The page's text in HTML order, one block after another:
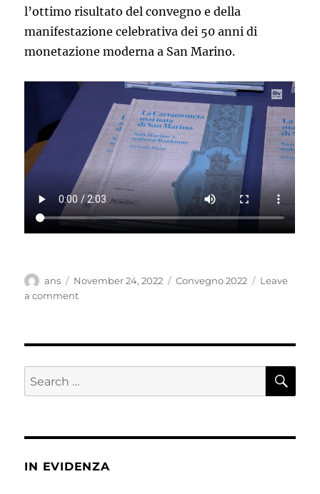
l’ottimo risultato del convegno e della
manifestazione celebrativa dei 50 anni di
monetazione moderna a San Marino.
Author
ans
Posted
on
November 24, 2022 Categories
Convegno 2022
Leave
a commenton
TG
di
San
Search
for:
IN EVIDENZA